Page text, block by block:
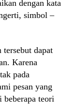
dengan kata
simbol –
tersebut dapat
Karena
pada
pesan yang
teori